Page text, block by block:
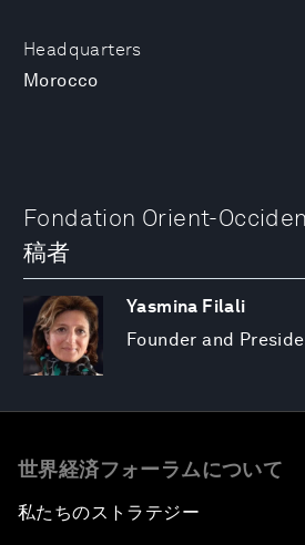
Headquarters
Morocco
Fondation Orient-
稿者
Yasmina Filali
Founder and
世界経済フォーラムについて
私たちのストラテジー